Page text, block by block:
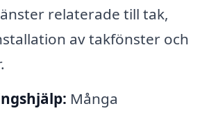
relaterade till tak,
av takfönster och
Många